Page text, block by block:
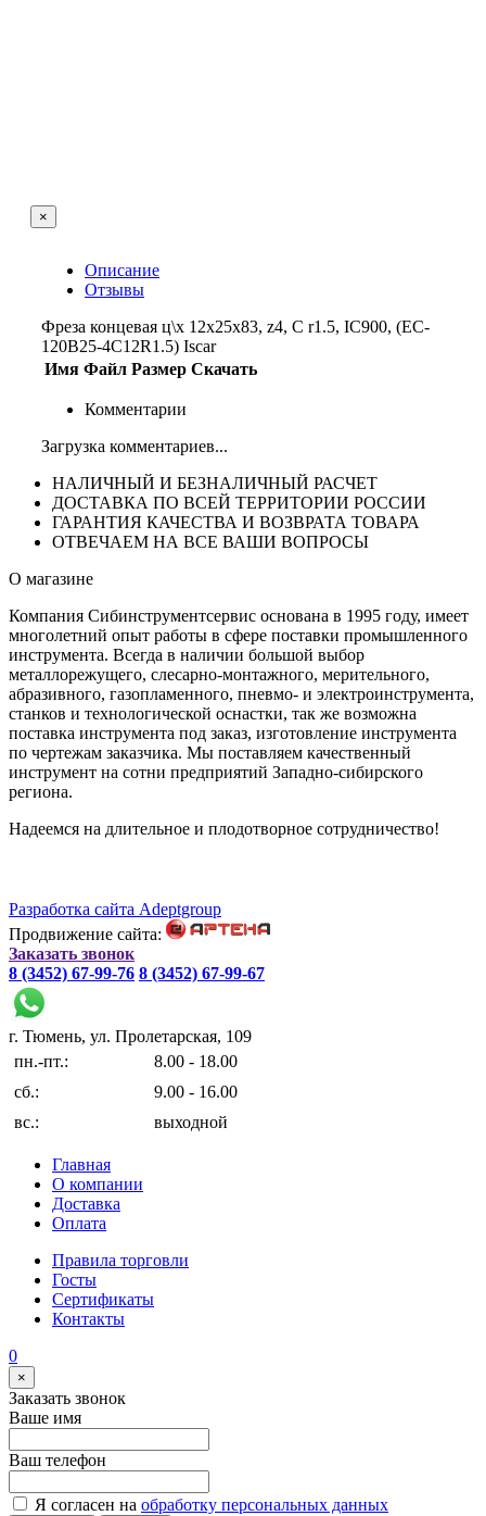
×
Описание
Отзывы
Фреза концевая ц\х 12х25х83, z4, C r1.5, IC900, (EC-
120B25-4C12R1.5) Iscar
Имя Файл Размер Скачать
Комментарии
Загрузка комментариев...
НАЛИЧНЫЙ И БЕЗНАЛИЧНЫЙ РАСЧЕТ
ДОСТАВКА ПО ВСЕЙ ТЕРРИТОРИИ РОССИИ
ГАРАНТИЯ КАЧЕСТВА И ВОЗВРАТА ТОВАРА
ОТВЕЧАЕМ НА ВСЕ ВАШИ ВОПРОСЫ
О магазине
Компания Сибинструментсервис основана в 1995 году, имеет
многолетний опыт работы в сфере поставки промышленного
инструмента. Всегда в наличии большой выбор
металлорежущего, слесарно-монтажного, мерительного,
абразивного, газопламенного, пневмо- и электроинструмента,
станков и технологической оснастки, так же возможна
поставка инструмента под заказ, изготовление инструмента
по чертежам заказчика. Мы поставляем качественный
инструмент на сотни предприятий Западно-сибирского
региона.
Надеемся на длительное и плодотворное сотрудничество!
Разработка сайта Adeptgroup
Продвижение сайта:
Заказать звонок
8 (3452) 67-99-76 8 (3452) 67-99-67
г. Тюмень, ул. Пролетарская, 109
пн.-пт.:
8.00 - 18.00
сб.:
9.00 - 16.00
вс.:
выходной
Главная
О компании
Доставка
Оплата
Правила торговли
Госты
Сертификаты
Контакты
0
×
Заказать звонок
Ваше имя
Ваш телефон
Я согласен на обработку персональных данных